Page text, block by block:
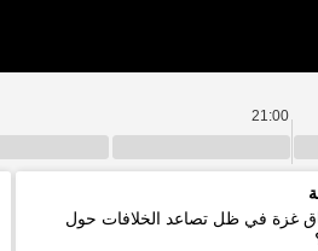
21:00
غزة في ظل تصاعد الخلافات حول